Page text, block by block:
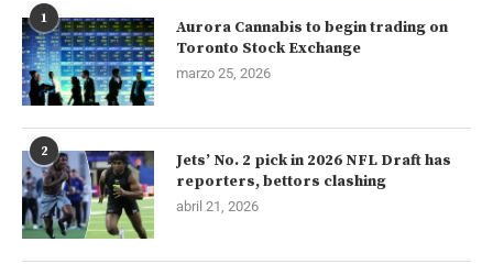
1
Aurora Cannabis to begin trading on
Toronto Stock Exchange
marzo 25, 2026
2
Jets’ No. 2 pick in 2026 NFL Draft has
reporters, bettors clashing
abril 21, 2026